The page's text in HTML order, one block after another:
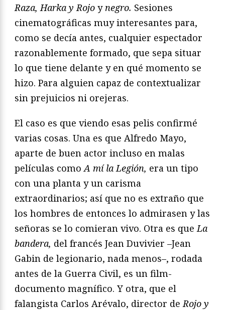
Raza, Harka y Rojo ynegro. Sesiones
cinematográficas muy interesantes para,
como se decía antes, cualquier espectador
razonablemente formado, que sepa situar
lo que tiene delante y en qué momento se
hizo. Para alguien capaz de contextualizar
sin prejuicios ni orejeras.
El caso es que viendo esas pelis confirmé
varias cosas. Una es que Alfredo Mayo,
aparte de buen actor incluso en malas
películas comoA mí la Legión, era un tipo
con una planta y un carisma
extraordinarios; así que no es extraño que
los hombres de entonces lo admirasen y las
señoras se lo comieran vivo. Otra es queLa
bandera, del francés Jean Duvivier –Jean
Gabin de legionario, nada menos–, rodada
antes de la Guerra Civil, es un film-
documento magnífico. Y otra, que el
falangista Carlos Arévalo, director deRojo y